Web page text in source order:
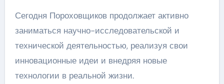
Сегодня Пороховщиков продолжает активно
заниматься научно-исследовательской и
технической деятельностью, реализуя свои
инновационные идеи и внедряя новые
технологии в реальной жизни.